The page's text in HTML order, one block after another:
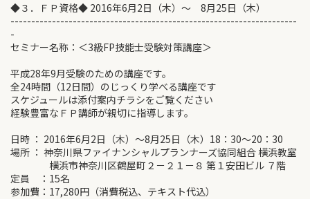
◆３．ＦＰ資格◆ 2016年6月2日（木）～ 8月25日（木）
---------------------------------------------------------------------
-
セミナー名称：＜3級FP技能士受験対策講座＞
平成28年9月受験のための講座です。
全24時間（12日間）のじっくり学べる講座です
スケジュールは添付案内チラシをご覧ください
経験豊富なＦＰ講師が親切に指導します。
日時 ： 2016年6月2日（木）～8月25日（木）18：30～20：30
場所 ： 神奈川県ファイナンシャルプランナーズ協同組合 横浜教室
横浜市神奈川区鶴屋町２－２１－８ 第１安田ビル ７階
定員 ：15名
参加費：17,280円（消費税込、テキスト代込）